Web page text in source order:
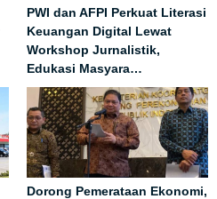
PWI dan AFPI Perkuat Literasi
Keuangan Digital Lewat
Workshop Jurnalistik,
Edukasi Masyara…
Dorong Pemerataan Ekonomi,